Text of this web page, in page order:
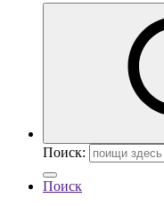
Поиск:
Поиск